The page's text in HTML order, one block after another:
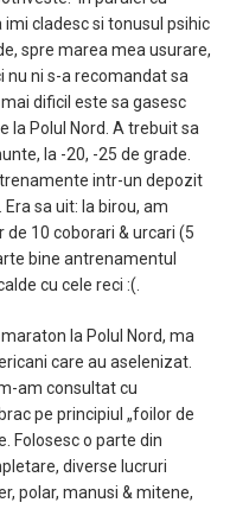
cladesc si tonusul psihic
spre marea mea usurare,
nu ni s-a recomandat sa
dificil este sa gasesc
la Polul Nord. A trebuit sa
la -20, -25 de grade.
intr-un depozit
sa uit: la birou, am
10 coborari & urcari (5
bine antrenamentul
cu cele reci :(.
la Polul Nord, ma
care au aselenizat.
am consultat cu
pe principiul „foilor de
Folosesc o parte din
diverse lucruri
polar, manusi & mitene,